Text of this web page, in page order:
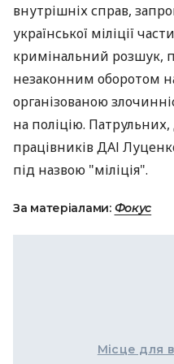
внутрішніх справ,
української міліції
кримінальний розшук,
незаконним оборотом
організованою
на поліцію.
працівників ДАІ
під назвою "міліція".
За матеріалами: Фокус
Місце для